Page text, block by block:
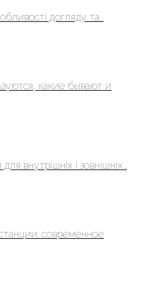
догляду та...
какие бывают и
внутрішніх і зовнішніх...
современное